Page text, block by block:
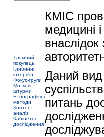
Таємний
покупець
Глибинні
інтерв'ю
Фокус-групи
Мозкові
штурми
Етнографічні
методи
Контент-
аналіз
Кабінетні
дослідження
КМІС
медицині
Даний вид
питань